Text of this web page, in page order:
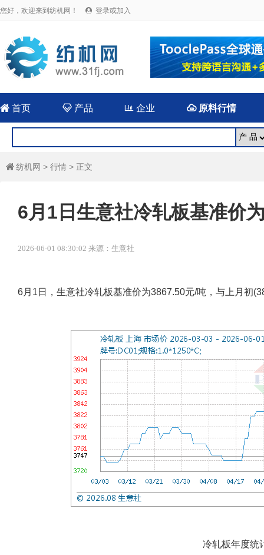
您好，欢迎来到纺机网！  登录或加入
 首页 产品  企业 原料行情
 纺机网 > 行情 > 正文
6月1日生意社冷轧板基准价
2026-06-01 08:30:02 来源：生意社
6月1日，生意社冷轧板基准价为3867.50元/吨，与上月初
冷轧板年度统